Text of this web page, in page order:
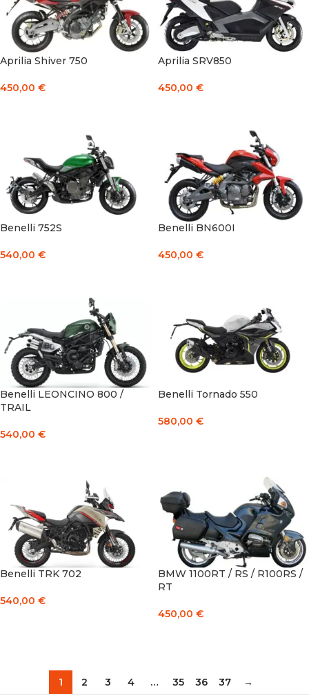
Aprilia Shiver 750
450,00 €
Aprilia SRV850
450,00 €
Benelli 752S
540,00 €
Benelli BN600I
450,00 €
Benelli LEONCINO 800 /
TRAIL
540,00 €
Benelli Tornado 550
580,00 €
Benelli TRK 702
540,00 €
BMW 1100RT / RS / R100RS /
RT
450,00 €
1 2 3 4 … 35 36 37
→